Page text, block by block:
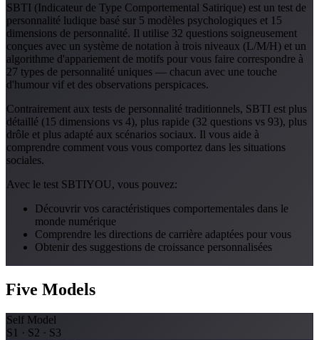
SBTI (Indicateur de Type Comportemental Satirique) est un test de
personnalité ludique basé sur 5 modèles psychologiques et 15
dimensions de personnalité. Il utilise 32 questions soigneusement
conçues avec un système de notation à trois niveaux (L/M/H) et un
algorithme d'appariement de motifs pour vous faire correspondre à
27 types de personnalité uniques — chacun avec une touche
d'humour vif et des observations perspicaces.
Contrairement aux tests de personnalité traditionnels, SBTI est plus
détaillé (15 dimensions vs 4), plus rapide (32 questions vs 93), plus
drôle et plus adapté aux scénarios sociaux. Il vous aide à
comprendre comment vous vous comportez dans les situations
sociales.
Avec le test SBTIYOU, vous pouvez:
Découvrir vos caractéristiques comportementales dans le
monde numérique
Comprendre les directions de carrière adaptées pour vous
Obtenir des suggestions de croissance personnalisées
Five Models
Self Model
S1 · S2 · S3